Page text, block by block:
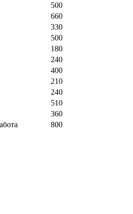
500
660
330
500
180
240
400
210
240
510
360
800